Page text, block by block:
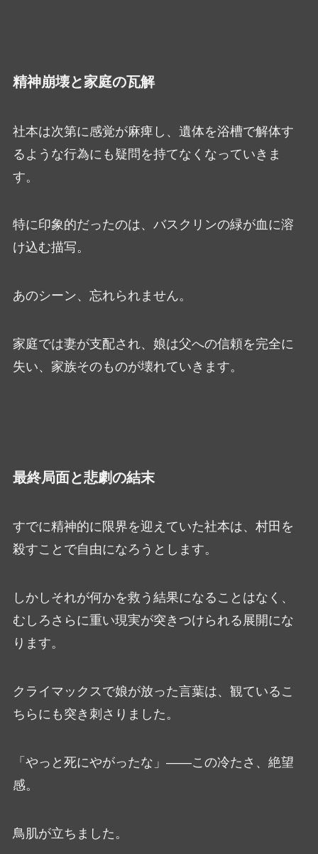
精神崩壊と家庭の瓦解
社本は次第に感覚が麻痺し、遺体を浴槽で解体す
るような行為にも疑問を持てなくなっていきま
す。
特に印象的だったのは、バスクリンの緑が血に溶
け込む描写。
あのシーン、忘れられません。
家庭では妻が支配され、娘は父への信頼を完全に
失い、家族そのものが壊れていきます。
最終局面と悲劇の結末
すでに精神的に限界を迎えていた社本は、村田を
殺すことで自由になろうとします。
しかしそれが何かを救う結果になることはなく、
むしろさらに重い現実が突きつけられる展開にな
ります。
クライマックスで娘が放った言葉は、観ているこ
ちらにも突き刺さりました。
「やっと死にやがったな」――この冷たさ、絶望
感。
鳥肌が立ちました。